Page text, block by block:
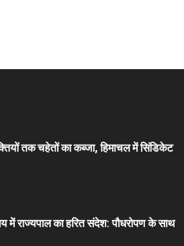
तक चहेतों का कब्जा, हिमाचल में सिंडिकेट
में राज्यपाल का हरित संदेश: पौधरोपण के साथ